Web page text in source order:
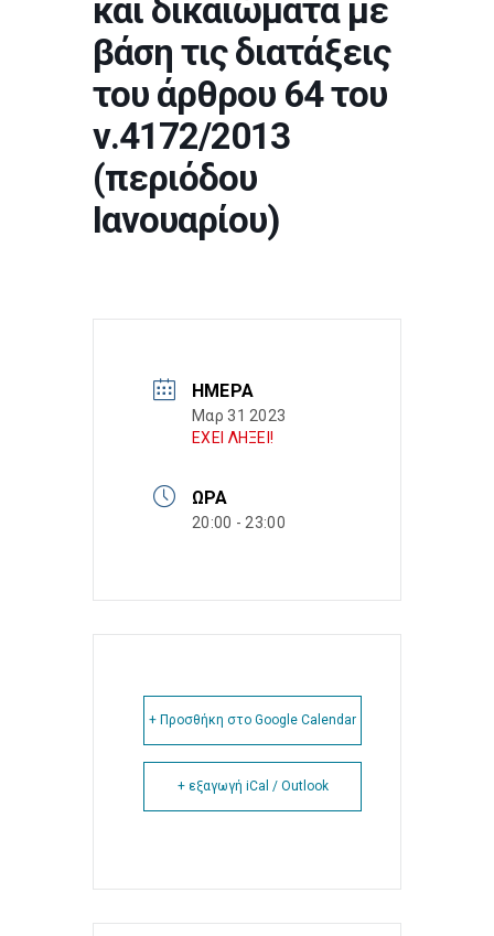
και δικαιώματα με
βάση τις διατάξεις
του άρθρου 64 του
ν.4172/2013
(περιόδου
Ιανουαρίου)
ΗΜΈΡΑ
Μαρ 31 2023
ΕΧΕΙ ΛΗΞΕΙ!
ΏΡΑ
20:00 - 23:00
+ Προσθήκη στο Google Calendar
+ εξαγωγή iCal / Outlook